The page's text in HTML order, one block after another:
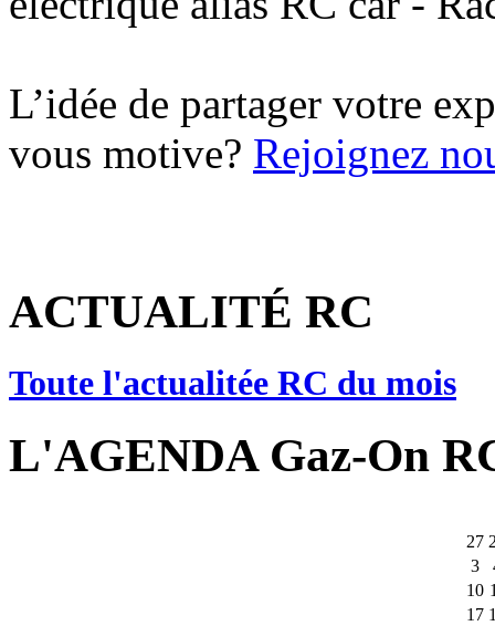
L’idée de partager votre
vous motive? Rejoignez
ACTUALITÉ RC
Toute l'actualitée RC du mois
L'AGENDA Gaz-On
27
3
10
17